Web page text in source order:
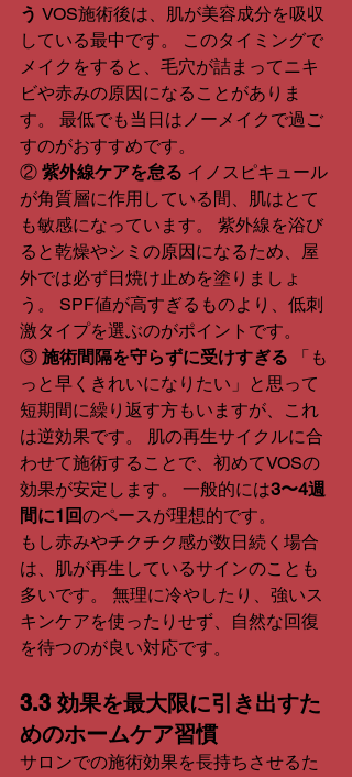
う VOS施術後は、肌が美容成分を吸収
している最中です。 このタイミングで
メイクをすると、毛穴が詰まってニキ
ビや赤みの原因になることがありま
す。 最低でも当日はノーメイクで過ご
すのがおすすめです。
② 紫外線ケアを怠る イノスピキュール
が角質層に作用している間、肌はとて
も敏感になっています。 紫外線を浴び
ると乾燥やシミの原因になるため、屋
外では必ず日焼け止めを塗りましょ
う。 SPF値が高すぎるものより、低刺
激タイプを選ぶのがポイントです。
③ 施術間隔を守らずに受けすぎる 「も
っと早くきれいになりたい」と思って
短期間に繰り返す方もいますが、これ
は逆効果です。 肌の再生サイクルに合
わせて施術することで、初めてVOSの
効果が安定します。 一般的には3〜4週
間に1回のペースが理想的です。
もし赤みやチクチク感が数日続く場合
は、肌が再生しているサインのことも
多いです。 無理に冷やしたり、強いス
キンケアを使ったりせず、自然な回復
を待つのが良い対応です。
3.3 効果を最大限に引き出すた
めのホームケア習慣
サロンでの施術効果を長持ちさせるた